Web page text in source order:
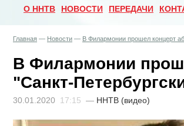
О ННТВ НОВОСТИ ПЕРЕДАЧИ
Главная — Новости — В Филармонии прошел концерт
В Филармонии
"Санкт-
30.01.2020 17:15 — ННТВ (видео)